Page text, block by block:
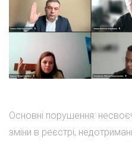
Основні порушення:
зміни в реєстрі,